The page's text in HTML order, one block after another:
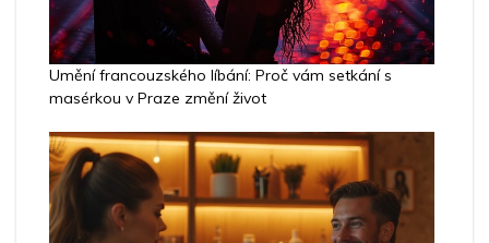
Umění francouzského líbání: Proč vám setkání s
masérkou v Praze změní život